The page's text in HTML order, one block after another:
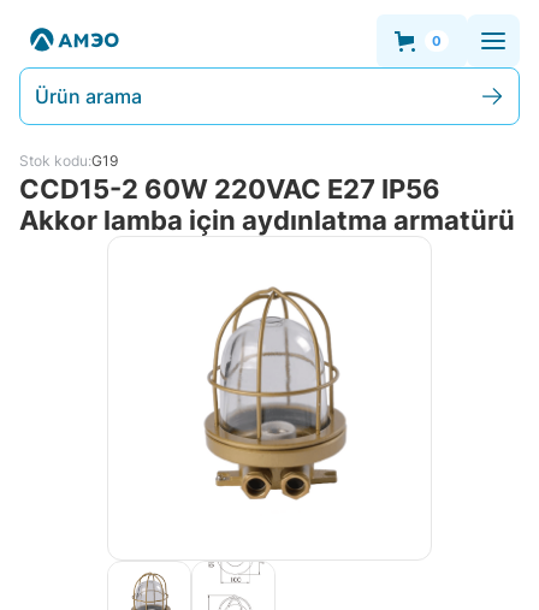
0
Ürün arama
Stok kodu:G19
CCD15-2 60W 220VAC E27 IP56
Akkor lamba için aydınlatma armatürü